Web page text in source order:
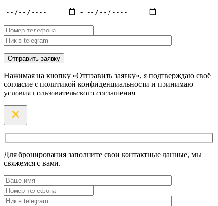
-
Нажимая на кнопку «Отправить заявку», я подтверждаю своё
согласие с политикой конфиденциальности и принимаю
условия пользовательского соглашения
Для бронирования заполните свои контактные данные, мы
свяжемся с вами.